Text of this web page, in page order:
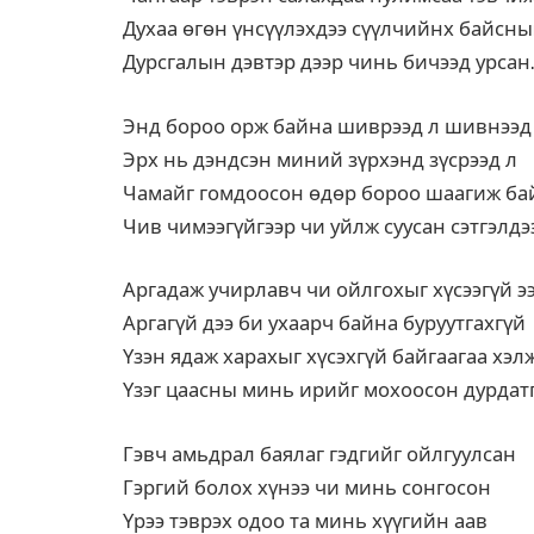
Духаа өгөн үнсүүлэхдээ сүүлчийнх
Дурсгалын дэвтэр дээр чинь бичээд
Энд бороо орж байна шиврээд л шивнээд
Эрх нь дэндсэн миний зүрхэнд зүсрээд л
Чамайг гомдоосон өдөр бороо шаагиж
Чив чимээгүйгээр чи уйлж суусан
Аргадаж учирлавч чи ойлгохыг хүсээгүй
Аргагүй дээ би ухаарч байна буруутгахгүй
Үзэн ядаж харахыг хүсэхгүй байгаагаа
Үзэг цаасны минь ирийг мохоосон
Гэвч амьдрал баялаг гэдгийг ойлгуулсан
Гэргий болох хүнээ чи минь сонгосон
Үрээ тэврэх одоо та минь хүүгийн аав